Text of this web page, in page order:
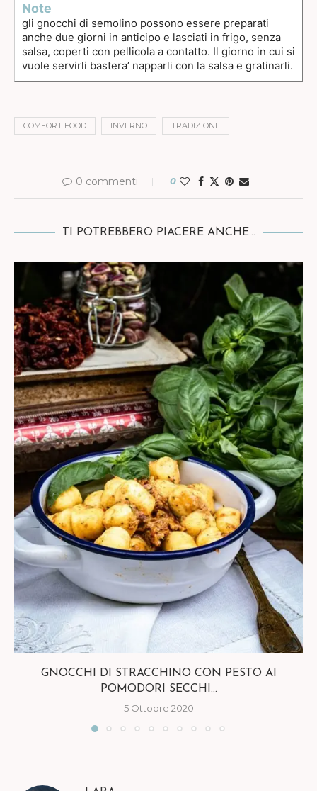
Note
gli gnocchi di semolino possono essere preparati
anche due giorni in anticipo e lasciati in frigo, senza
salsa, coperti con pellicola a contatto. Il giorno in cui si
vuole servirli bastera’ napparli con la salsa e gratinarli.
COMFORT FOOD INVERNO TRADIZIONE
0 commenti 0
TI POTREBBERO PIACERE ANCHE...
GNOCCHI DI STRACCHINO CON PESTO AI
POMODORI SECCHI...
5 Ottobre 2020